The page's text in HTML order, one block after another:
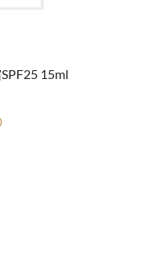
15ml